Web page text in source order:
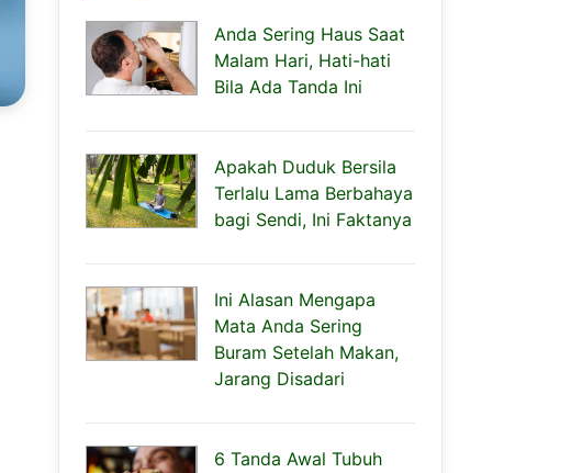
Anda Sering Haus Saat
Malam Hari, Hati-hati
Bila Ada Tanda Ini
Apakah Duduk Bersila
Terlalu Lama Berbahaya
bagi Sendi, Ini Faktanya
Ini Alasan Mengapa
Mata Anda Sering
Buram Setelah Makan,
Jarang Disadari
6 Tanda Awal Tubuh